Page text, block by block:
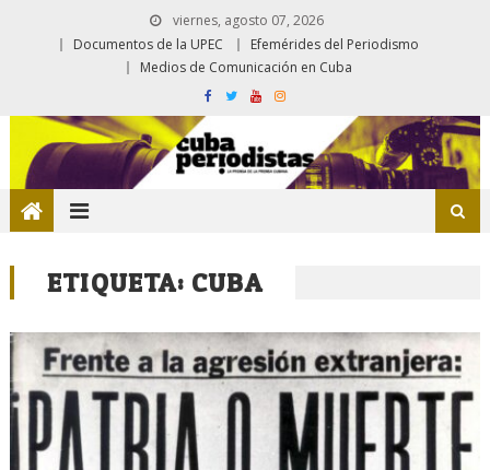
viernes, agosto 07, 2026
Documentos de la UPEC
Efemérides del Periodismo
Medios de Comunicación en Cuba
ETIQUETA: CUBA